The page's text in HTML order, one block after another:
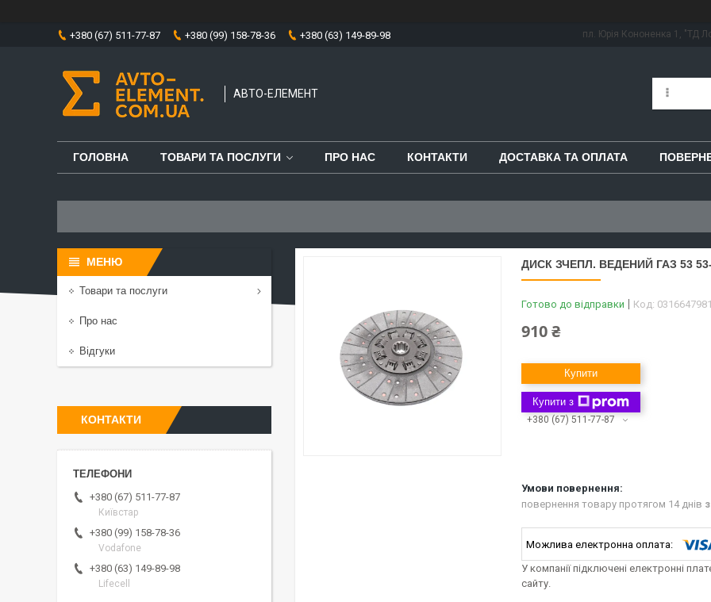
+380 (67) 511-77-87 +380 (99) 158-78-36 +380 (63) 149-89-98 пл. Юрія Кононенка 1, "ТД
АВТО-ЕЛЕМЕНТ
ГОЛОВНА ТОВАРИ ТА ПОСЛУГИ ПРО НАС КОНТАКТИ ДОСТАВКА ТА ОПЛАТА
ДИСК ЗЧЕПЛ. ВЕДЕНИЙ ГАЗ 53 53-
Готово до відправки Код:
910 ₴
Купити
Купити з
+380 (67) 511-77-87
повернення товару протягом 14 днів
У компанії підключені електронні
сайту.
Товари та послуги
Про нас
Відгуки
КОНТАКТИ
+380 (67) 511-77-87
Київстар
+380 (99) 158-78-36
Vodafone
+380 (63) 149-89-98
Lifecell